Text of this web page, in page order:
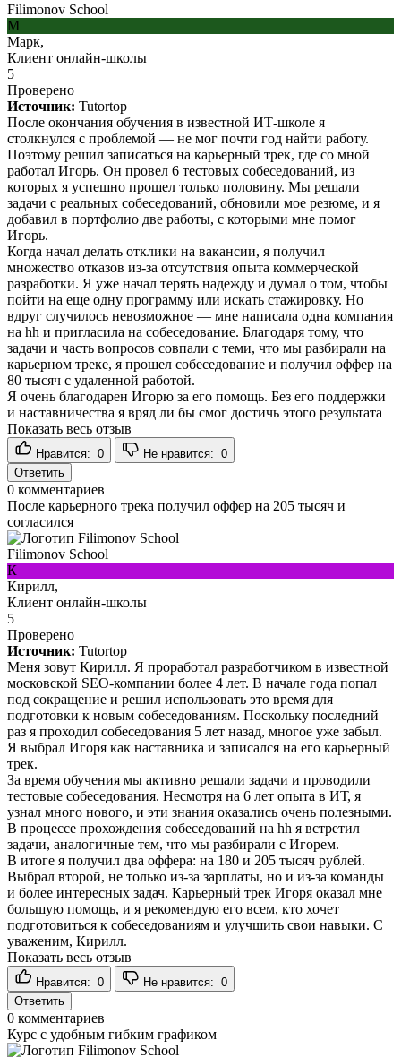
Filimonov School
М
Марк,
Клиент онлайн-школы
5
Проверено
Источник: Tutortop
После окончания обучения в известной ИТ-школе я
столкнулся с проблемой — не мог почти год найти работу.
Поэтому решил записаться на карьерный трек, где со мной
работал Игорь. Он провел 6 тестовых собеседований, из
которых я успешно прошел только половину. Мы решали
задачи с реальных собеседований, обновили мое резюме, и я
добавил в портфолио две работы, с которыми мне помог
Игорь.
Когда начал делать отклики на вакансии, я получил
множество отказов из-за отсутствия опыта коммерческой
разработки. Я уже начал терять надежду и думал о том, чтобы
пойти на еще одну программу или искать стажировку. Но
вдруг случилось невозможное — мне написала одна компания
на hh и пригласила на собеседование. Благодаря тому, что
задачи и часть вопросов совпали с теми, что мы разбирали на
карьерном треке, я прошел собеседование и получил оффер на
80 тысяч с удаленной работой.
Я очень благодарен Игорю за его помощь. Без его поддержки
и наставничества я вряд ли бы смог достичь этого результата
Показать весь отзыв
Нравится: 0 Не нравится: 0
Ответить
0 комментариев
После карьерного трека получил оффер на 205 тысяч и
согласился
Filimonov School
К
Кирилл,
Клиент онлайн-школы
5
Проверено
Источник: Tutortop
Меня зовут Кирилл. Я проработал разработчиком в известной
московской SEO-компании более 4 лет. В начале года попал
под сокращение и решил использовать это время для
подготовки к новым собеседованиям. Поскольку последний
раз я проходил собеседования 5 лет назад, многое уже забыл.
Я выбрал Игоря как наставника и записался на его карьерный
трек.
За время обучения мы активно решали задачи и проводили
тестовые собеседования. Несмотря на 6 лет опыта в ИТ, я
узнал много нового, и эти знания оказались очень полезными.
В процессе прохождения собеседований на hh я встретил
задачи, аналогичные тем, что мы разбирали с Игорем.
В итоге я получил два оффера: на 180 и 205 тысяч рублей.
Выбрал второй, не только из-за зарплаты, но и из-за команды
и более интересных задач. Карьерный трек Игоря оказал мне
большую помощь, и я рекомендую его всем, кто хочет
подготовиться к собеседованиям и улучшить свои навыки. С
уваженим, Кирилл.
Показать весь отзыв
Нравится: 0 Не нравится: 0
Ответить
0 комментариев
Курс с удобным гибким графиком